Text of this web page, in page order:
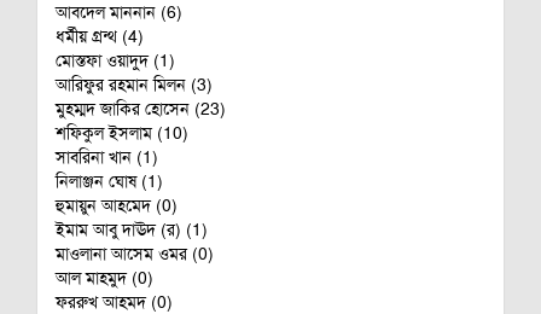
আবদেল মাননান (6)
ধর্মীয় গ্রন্থ (4)
মোস্তফা ওয়াদুদ (1)
আরিফুর রহমান মিলন (3)
মুহম্মদ জাকির হোসেন (23)
শফিকুল ইসলাম (10)
সাবরিনা খান (1)
নিলাঞ্জন ঘোষ (1)
হুমায়ুন আহমেদ (0)
ইমাম আবু দাঊদ (র) (1)
মাওলানা আসেম ওমর (0)
আল মাহমুদ (0)
ফররুখ আহমদ (0)